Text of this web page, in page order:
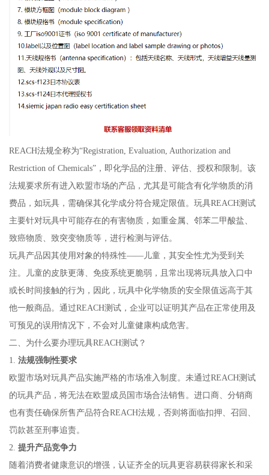
REACH法规全称为“Registration, Evaluation, Authorization and
Restriction of Chemicals”，即化学品的注册、评估、授权和限制。该
法规要求所有进入欧盟市场的产品，尤其是可能含有化学物质的消
费品，如玩具，需确保其化学成分符合规定限值。玩具REACH测试
主要针对玩具中可能存在的有害物质，如重金属、邻苯二甲酸盐、
致癌物质、致突变物质等，进行检测与评估。
玩具产品因其使用对象的特殊性——儿童，其安全性尤为受到关
注。儿童的皮肤更薄、免疫系统更脆弱，且常出现将玩具放入口中
或长时间接触的行为，因此，玩具中化学物质的安全限值远高于其
他一般商品。通过REACH测试，企业可以证明其产品在正常使用及
可预见的误用情况下，不会对儿童健康构成危害。
二、为什么要办理玩具REACH测试？
1. 法规强制性要求
欧盟市场对玩具产品实施严格的市场准入制度。未通过REACH测试
的玩具产品，将无法在欧盟成员国市场合法销售。进口商、分销商
也有责任确保所售产品符合REACH法规，否则将面临扣押、召回、
罚款甚至刑事追责。
2. 提升产品竞争力
随着消费者健康意识的增强，认证齐全的玩具更容易获得家长和采